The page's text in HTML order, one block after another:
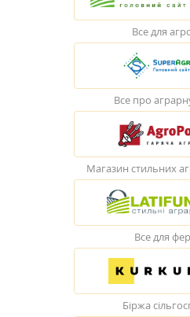
Все для
Все про
Магазин стильних
Все для
Біржа